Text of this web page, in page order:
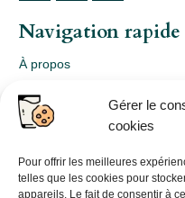
Gérer le
cookies
Pour offrir les meilleures
telles que les cookies pour
appareils. Le fait de consentir à
Navigation rapide
À propos
Webshop
Nos produits
Conception
Consultation
Contact